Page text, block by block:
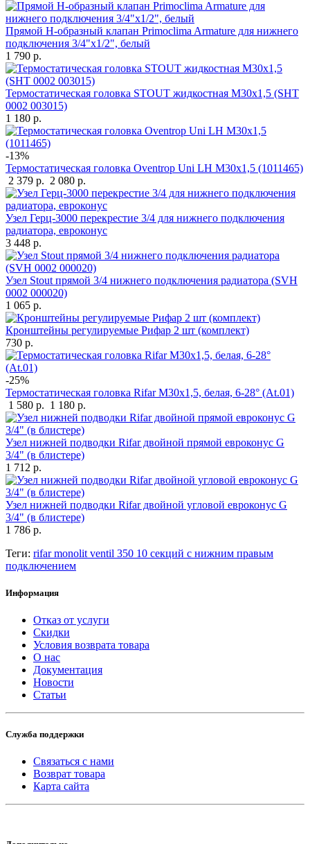
Прямой Н-образный клапан Primoclima Armature для нижнего
подключения 3/4"х1/2", белый
1 790 р.
Термостатическая головка STOUT жидкостная M30x1,5 (SHT
0002 003015)
1 180 р.
-13%
Термостатическая головка Oventrop Uni LH M30x1,5 (1011465)
2 379 р. 2 080 р.
Узел Герц-3000 перекрестие 3/4 для нижнего подключения
радиатора, евроконус
3 448 р.
Узел Stout прямой 3/4 нижнего подключения радиатора (SVH
0002 000020)
1 065 р.
Кронштейны регулируемые Рифар 2 шт (комплект)
730 р.
-25%
Термостатическая головка Rifar М30х1,5, белая, 6-28° (At.01)
1 580 р. 1 180 р.
Узел нижней подводки Rifar двойной прямой евроконус G
3/4" (в блистере)
1 712 р.
Узел нижней подводки Rifar двойной угловой евроконус G
3/4" (в блистере)
1 786 р.
Теги: rifar monolit ventil 350 10 секций с нижним правым
подключением
Информация
Отказ от услуги
Скидки
Условия возврата товара
О нас
Документация
Новости
Статьи
Служба поддержки
Связаться с нами
Возврат товара
Карта сайта